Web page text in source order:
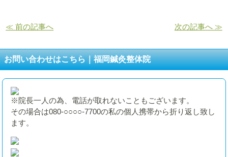
≪ 前の記事へ 次の記事へ ≫
お問い合わせはこちら｜福岡鍼灸整体院
※院長一人の為、電話が取れないこともございます。
その場合は080-○○○○-7700の私の個人携帯から折り返し致し
ます。